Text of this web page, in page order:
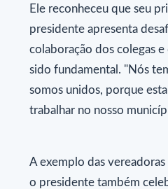
Ele reconheceu que seu
presidente apresenta
colaboração dos colegas e
sido fundamental. "Nós
somos unidos, porque
trabalhar no nosso
A exemplo das
o presidente também